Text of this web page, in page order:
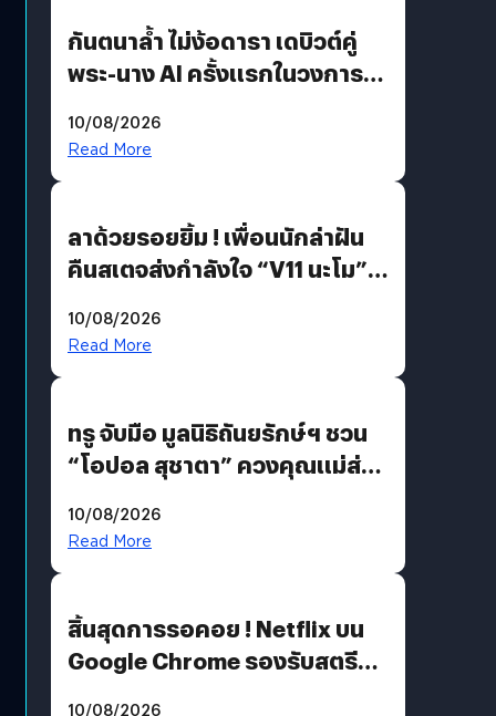
กันตนาล้ำ ไม่ง้อดารา เดบิวต์คู่
พระ-นาง AI ครั้งแรกในวงการ
10/08/2026
Read More
ลาด้วยรอยยิ้ม ! เพื่อนนักล่าฝัน
คืนสเตจส่งกำลังใจ “V11 นะโม”
รักแน่นฮอลล์
10/08/2026
Read More
ทรู จับมือ มูลนิธิถันยรักษ์ฯ ชวน
“โอปอล สุชาตา” ควงคุณแม่ส่ง
เติมเต็มความหมายวันแม่ปีนี้
10/08/2026
Read More
สิ้นสุดการรอคอย ! Netflix บน
Google Chrome รองรับสตรีม
10/08/2026